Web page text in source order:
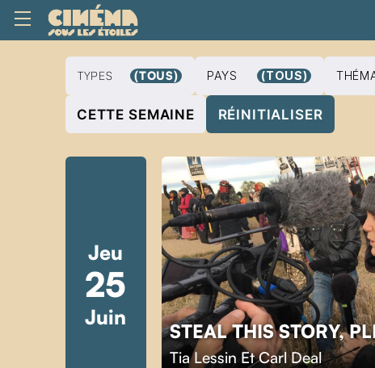
TYPES (TOUS) PAYS (TOUS)
CETTE SEMAINE RÉINITIALISER
Jeu
25
Juin
STEAL THIS STORY,
Tia Lessin Et Carl Deal